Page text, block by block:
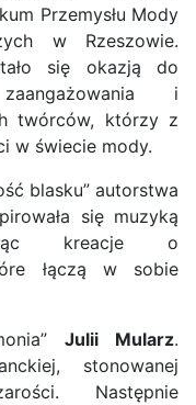
Przemysłu Mody
w Rzeszowie.
się okazją do
i
twórców, którzy z
w świecie mody.
blasku” autorstwa
się muzyką
kreacje o
łączą w sobie
Julii Mularz.
stonowanej
Następnie